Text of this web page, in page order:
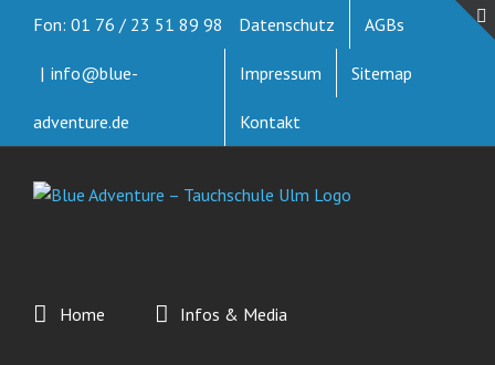
springen
Fon: 01 76 / 23 51 89 98
| info@blue-
adventure.de
Datenschutz AGBs
Impressum Sitemap
Kontakt
Home Infos & Media